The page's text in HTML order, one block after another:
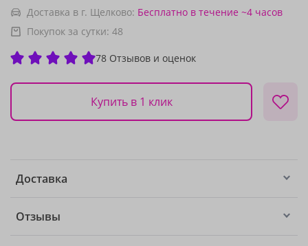
Доставка в г. Щелково: Бесплатно в течение ~4 часов
Покупок за сутки: 48
78 Отзывов и оценок
Купить в 1 клик
Доставка
Отзывы